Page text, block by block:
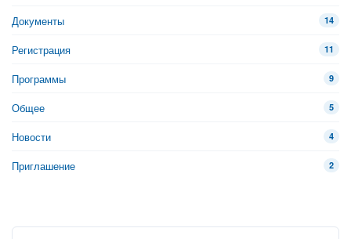
Документы 14
Регистрация 11
Программы 9
Общее 5
Новости 4
Приглашение 2